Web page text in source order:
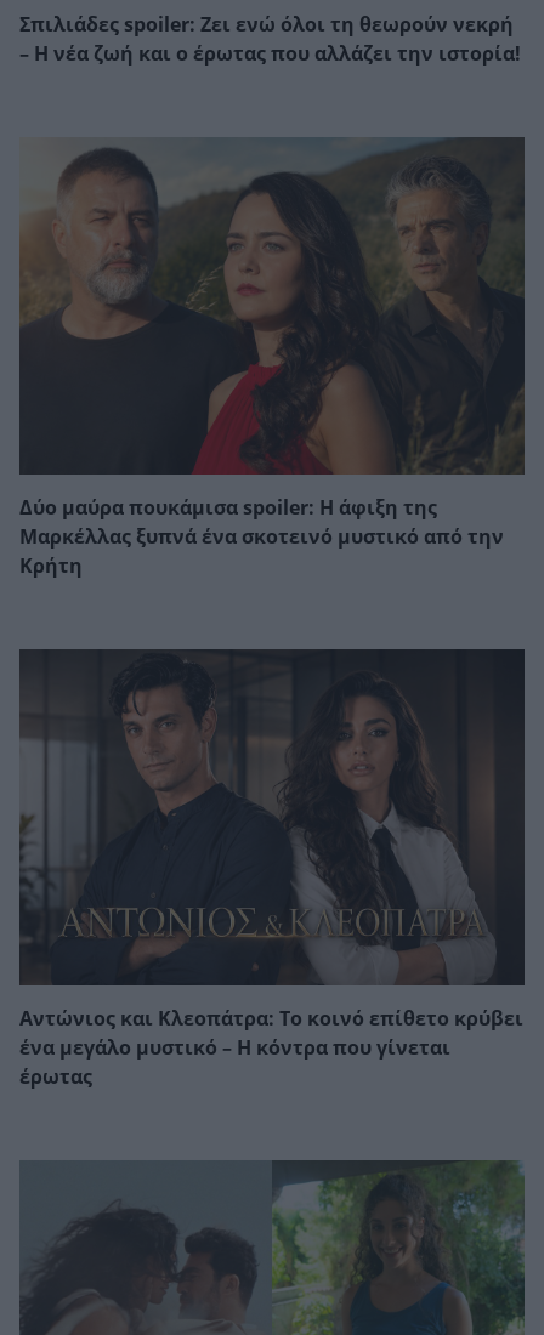
Σπιλιάδες spoiler: Ζει ενώ όλοι τη θεωρούν νεκρή
– Η νέα ζωή και ο έρωτας που αλλάζει την ιστορία!
Δύο μαύρα πουκάμισα spoiler: Η άφιξη της
Μαρκέλλας ξυπνά ένα σκοτεινό μυστικό από την
Κρήτη
Αντώνιος και Κλεοπάτρα: Το κοινό επίθετο κρύβει
ένα μεγάλο μυστικό – Η κόντρα που γίνεται
έρωτας